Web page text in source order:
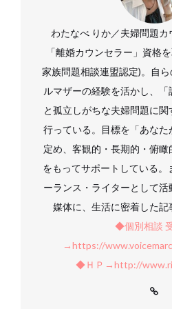
わたなべ りか／夫婦問題
「離婚カウンセラー」資格
家族問題相談連盟認定)。自
ルマザーの経験を活かし、「
と孤立しがちな夫婦問題に
行っている。目標を「あなた
定め、客観的・長期的・俯
をもってサポートしている。
ーランス・ライターとして
媒体に、生活に密着した記
◆個別相談
→https://
◆ＨＰ→http://